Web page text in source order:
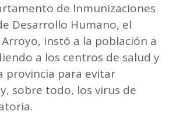
de Inmunizaciones
Desarrollo Humano, el
instó a la población a
a los centros de salud y
provincia para evitar
sobre todo, los virus de